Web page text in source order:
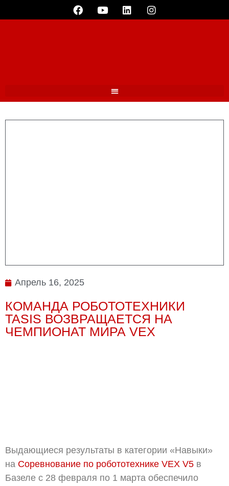
Апрель 16, 2025
КОМАНДА РОБОТОТЕХНИКИ
TASIS ВОЗВРАЩАЕТСЯ НА
ЧЕМПИОНАТ МИРА VEX
Выдающиеся результаты в категории «Навыки»
на Соревнование по робототехнике VEX V5 в
Базеле с 28 февраля по 1 марта обеспечило